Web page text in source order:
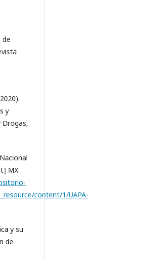
de
y
Drogas,
MX.
content/1/UAPA-
y su
de